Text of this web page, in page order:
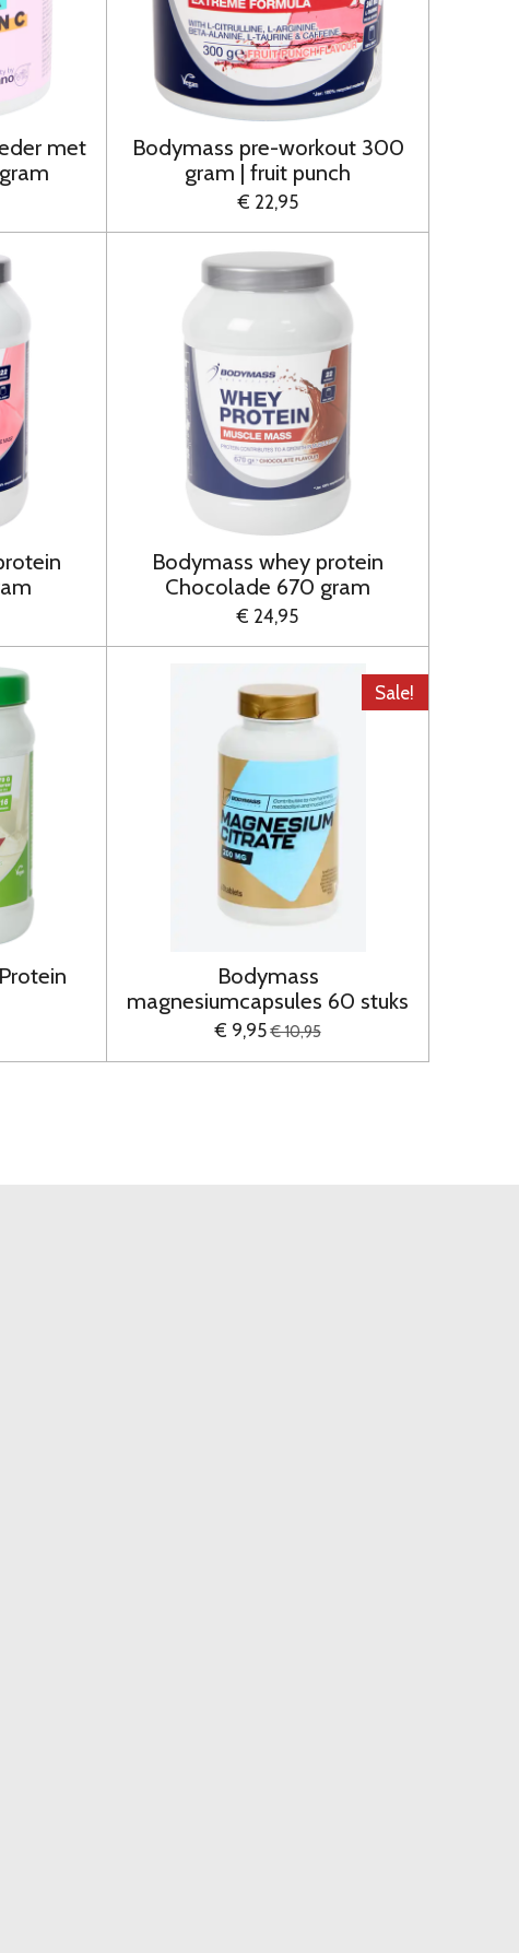
met
Bodymass pre-workout 300
gram | fruit punch
€ 22,95
Bodymass whey protein
Chocolade 670 gram
€ 24,95
Sale!
Bodymass
magnesiumcapsules 60 stuks
€ 9,95 € 10,95